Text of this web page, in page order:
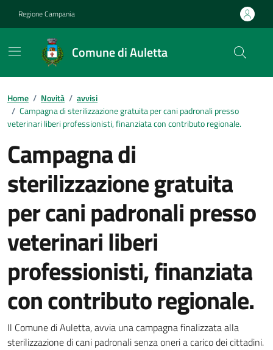
Regione Campania
Comune di Auletta
Home / Novità / avvisi
/ Campagna di sterilizzazione gratuita per cani padronali presso
veterinari liberi professionisti, finanziata con contributo regionale.
Campagna di
sterilizzazione gratuita
per cani padronali presso
veterinari liberi
professionisti, finanziata
con contributo regionale.
Dettagli della notizia
Il Comune di Auletta, avvia una campagna finalizzata alla
sterilizzazione di cani padronali senza oneri a carico dei cittadini.